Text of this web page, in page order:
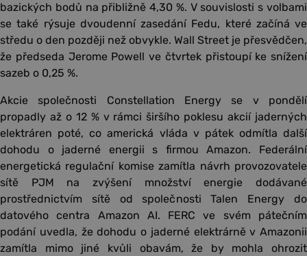
bazických bodů na přibližně 4,30 %. V souvislosti s volbami
se také rýsuje dvoudenní zasedání Fedu, které začíná ve
středu o den později než obvykle. Wall Street je přesvědčen,
že předseda Jerome Powell ve čtvrtek přistoupí ke snížení
sazeb o 0,25 %.
Akcie společnosti Constellation Energy se v pondělí
propadly až o 12 % v rámci širšího poklesu akcií jaderných
elektráren poté, co americká vláda v pátek odmítla další
dohodu o jaderné energii s firmou Amazon. Federální
energetická regulační komise zamítla návrh provozovatele
sítě PJM na zvýšení množství energie dodávané
prostřednictvím sítě od společnosti Talen Energy do
datového centra Amazon AI. FERC ve svém pátečním
podání uvedla, že dohodu o jaderné elektrárně v Amazonii
zamítla mimo jiné kvůli obavám, že by mohla ohrozit